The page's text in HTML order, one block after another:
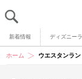
新着情報 ディズニー
ホーム ウエスタンラ